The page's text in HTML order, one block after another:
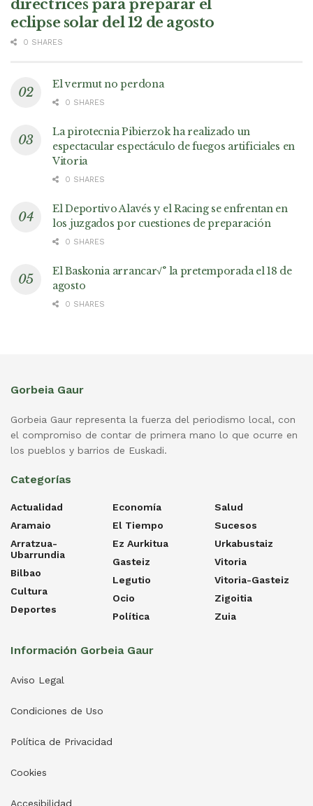
directrices para preparar el
eclipse solar del 12 de agosto
0 SHARES
El vermut no perdona
0 SHARES
La pirotecnia Pibierzok ha realizado un
espectacular espectáculo de fuegos artificiales en
Vitoria
0 SHARES
El Deportivo Alavés y el Racing se enfrentan en
los juzgados por cuestiones de preparación
0 SHARES
El Baskonia arrancar√° la pretemporada el 18 de
agosto
0 SHARES
Gorbeia Gaur
Gorbeia Gaur representa la fuerza del periodismo local, con
el compromiso de contar de primera mano lo que ocurre en
los pueblos y barrios de Euskadi.
Categorías
Actualidad
Aramaio
Arratzua-
Ubarrundia
Bilbao
Cultura
Deportes
Economía
El Tiempo
Ez Aurkitua
Gasteiz
Legutio
Ocio
Política
Salud
Sucesos
Urkabustaiz
Vitoria
Vitoria-Gasteiz
Zigoitia
Zuia
Información Gorbeia Gaur
Aviso Legal
Condiciones de Uso
Política de Privacidad
Cookies
Accesibilidad